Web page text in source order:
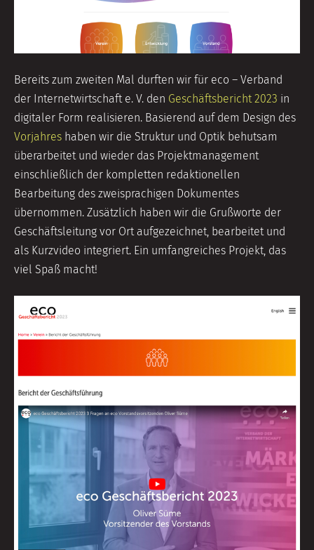
Bereits zum zweiten Mal durften wir für eco – Verband
der Internetwirtschaft e. V. den Geschäftsbericht 2023 in
digitaler Form realisieren. Basierend auf dem Design des
Vorjahres haben wir die Struktur und Optik behutsam
überarbeitet und wieder das Projektmanagement
einschließlich der kompletten redaktionellen
Bearbeitung des zweisprachigen Dokumentes
übernommen. Zusätzlich haben wir die Grußworte der
Geschäftsleitung vor Ort aufgezeichnet, bearbeitet und
als Kurzvideo integriert. Ein umfangreiches Projekt, das
viel Spaß macht!